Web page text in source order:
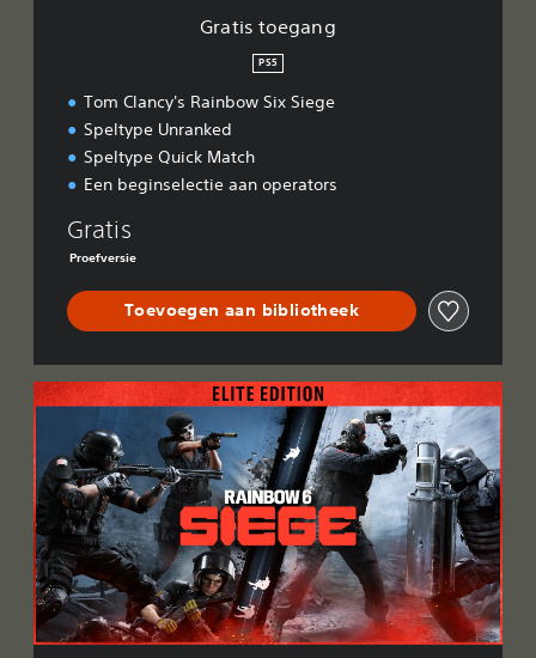
Gratis toegang
PS5
Tom Clancy's Rainbow Six Siege
Speltype Unranked
Speltype Quick Match
Een beginselectie aan operators
Gratis
Proefversie
Toevoegen aan bibliotheek
E
l
t
e
E
d
i
t
i
o
n